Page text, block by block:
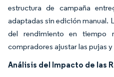
estructura de campaña
adaptadas sin edición manual.
del rendimiento en tiempo
compradores ajustar las pujas
Análisis del Impacto de las